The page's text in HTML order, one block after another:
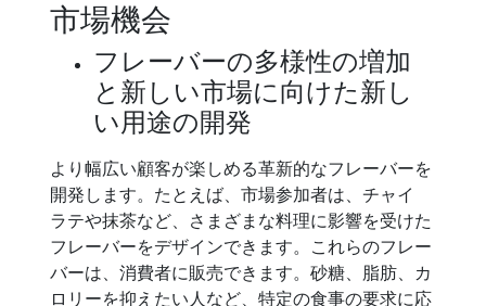
市場機会
フレーバーの多様性の増加
と新しい市場に向けた新し
い用途の開発
より幅広い顧客が楽しめる革新的なフレーバーを
開発します。たとえば、市場参加者は、チャイ
ラテや抹茶など、さまざまな料理に影響を受けた
フレーバーをデザインできます。これらのフレー
バーは、消費者に販売できます。砂糖、脂肪、カ
ロリーを抑えたい人など、特定の食事の要求に応